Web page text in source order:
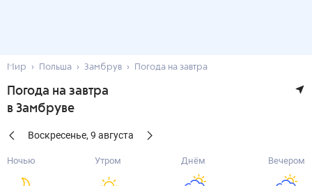
Мир Польша Замбрув Погода на завтра
Погода на завтра
в Замбруве
Воскресенье, 9 августа
Ночью Утром Днём Вечером